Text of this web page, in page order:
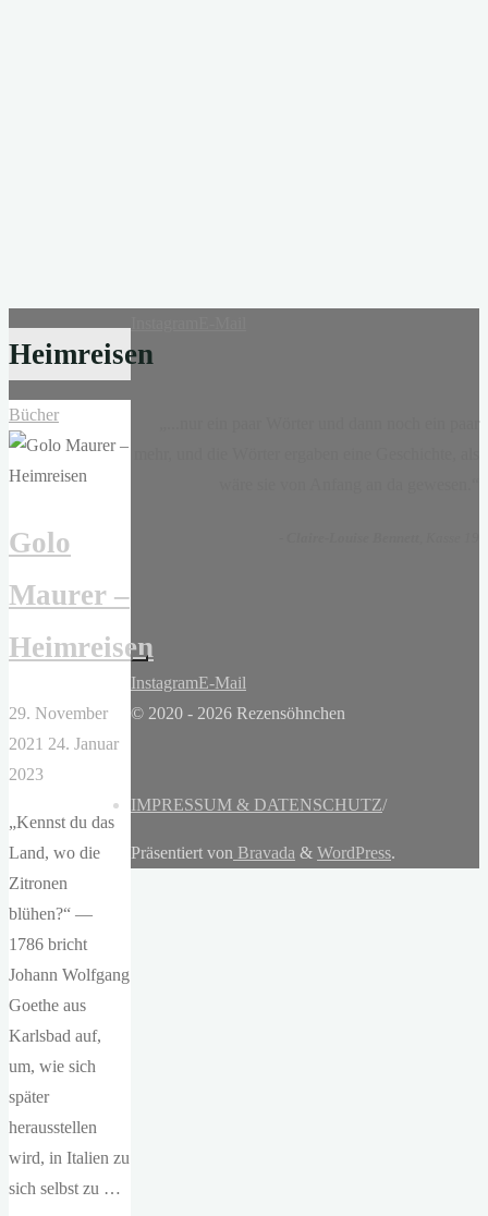
Heimreisen
Bücher
Golo
Maurer –
Heimreisen
29. November
2021 24. Januar
2023
„Kennst du das
Land, wo die
Zitronen
blühen?“ —
1786 bricht
Johann Wolfgang
Goethe aus
Karlsbad auf,
um, wie sich
später
herausstellen
wird, in Italien zu
sich selbst zu …
InstagramE-Mail
© 2020 - 2026 Rezensöhnchen
IMPRESSUM & DATENSCHUTZ/
Präsentiert von Bravada & WordPress.